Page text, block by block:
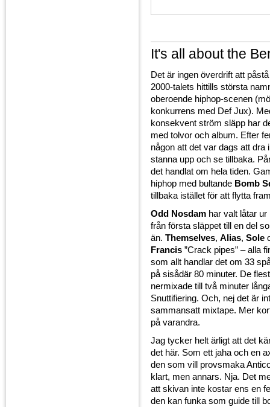
It's all about the
Det är ingen överdrift att
2000-talets hittills största
oberoende hiphop-scenen
konkurrens med Def Jux).
konsekvent ström släpp har
med tolvor och album. Efter
någon att det var dags att dra
stanna upp och se tillbaka.
det handlat om hela tiden.
hiphop med bultande Bomb
tillbaka istället för att flytta
Odd Nosdam har valt låtar
från första släppet till en del
än. Themselves, Alias, Sole
Francis ”Crack pipes” – alla
som allt handlar det om 33
på sisådär 80 minuter. De
nermixade till två minuter
Snuttifiering. Och, nej det är
sammansatt mixtape. Mer
på varandra.
Jag tycker helt ärligt att det
det här. Som ett jaha och en
den som vill provsmaka
klart, men annars. Nja. Det
att skivan inte kostar ens en
den kan funka som guide till